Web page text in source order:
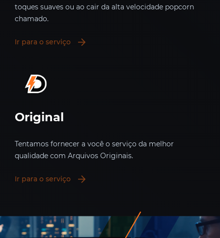
toques suaves ou ao cair da alta velocidade popcorn
chamado.
Ir para o serviço
Original
Tentamos fornecer a você o serviço da melhor
qualidade com Arquivos Originais.
Ir para o serviço